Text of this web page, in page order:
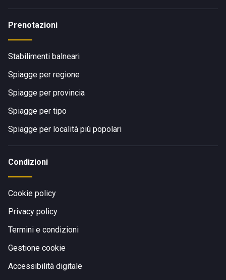
Prenotazioni
Stabilimenti balneari
Spiagge per regione
Spiagge per provincia
Spiagge per tipo
Spiagge per località più popolari
Condizioni
Cookie policy
Privacy policy
Termini e condizioni
Gestione cookie
Accessibilità digitale